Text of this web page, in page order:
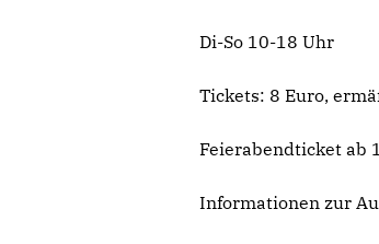
Di-So 10-18 Uhr
Tickets: 8 Euro,
Feierabendticket ab
Informationen zur